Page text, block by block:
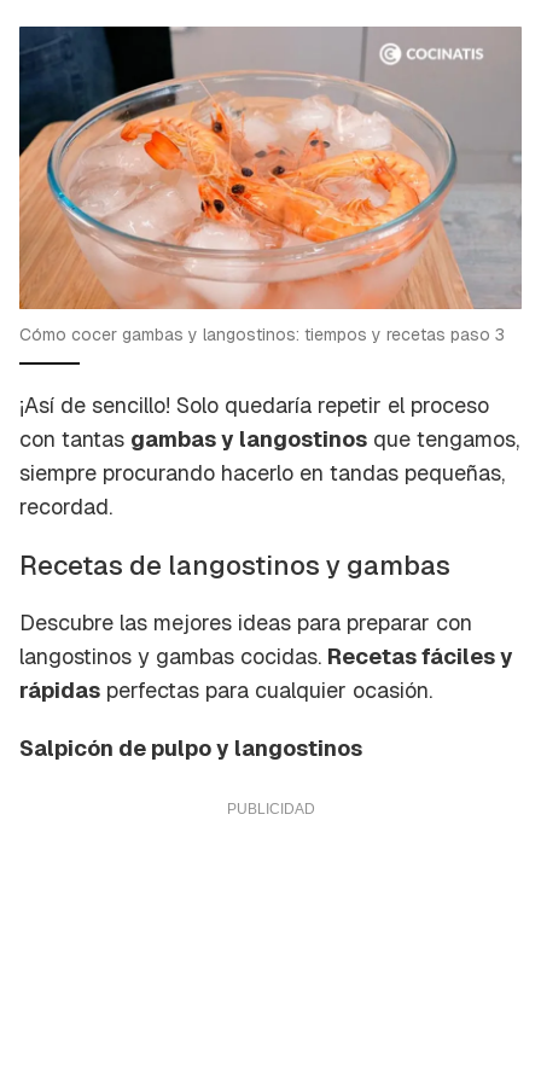
Cómo cocer gambas y langostinos: tiempos y recetas paso 3
¡Así de sencillo! Solo quedaría repetir el proceso
con tantas gambas y langostinos que tengamos,
siempre procurando hacerlo en tandas pequeñas,
recordad.
Recetas de langostinos y gambas
Descubre las mejores ideas para preparar con
langostinos y gambas cocidas. Recetas fáciles y
rápidas perfectas para cualquier ocasión.
Salpicón de pulpo y langostinos